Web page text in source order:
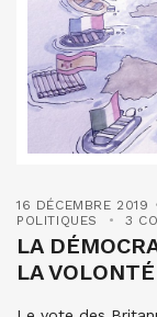
16 DÉCEMBRE 2019
POLITIQUES
3
LA
LA